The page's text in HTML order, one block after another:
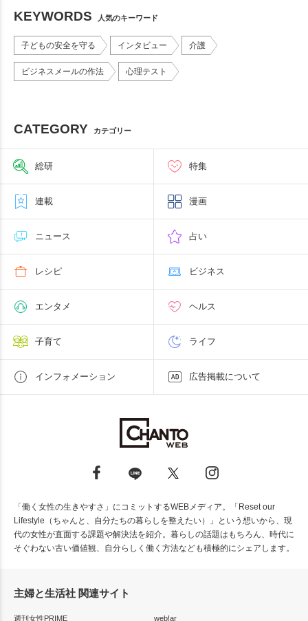
KEYWORDS 人気のキーワード
子どもの安全を守る インタビュー 介護
ビジネスメールの作法 心理テスト
CATEGORY カテゴリー
総研 特集
連載 漫画
ニュース 占い
レシピ ビジネス
エンタメ ヘルス
子育て ライフ
インフォメーション 広告掲載について
「働く女性の生きやすさ」にコミットするWEBメディア。「Reset our
Lifestyle（ちゃんと、自分たちの暮らしを整えたい）」という想いから、現
代の女性が直面する課題や解決法を紹介。暮らしの話題はもちろん、時代に
そぐわない古い価値観、自分らしく働く方法なども積極的にシェアします。
主婦と生活社 関連サイト
週刊女性PRIME web!ar